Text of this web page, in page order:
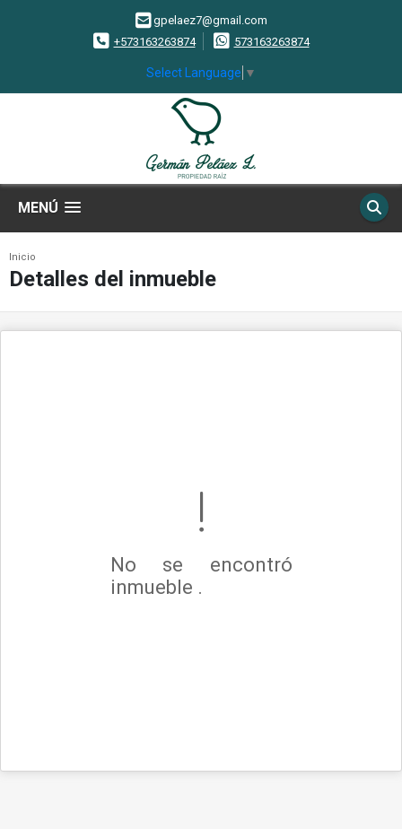
gpelaez7@gmail.com
+573163263874
573163263874
Select Language ▼
MENÚ
Inicio
Detalles del inmueble
No se encontró
inmueble .